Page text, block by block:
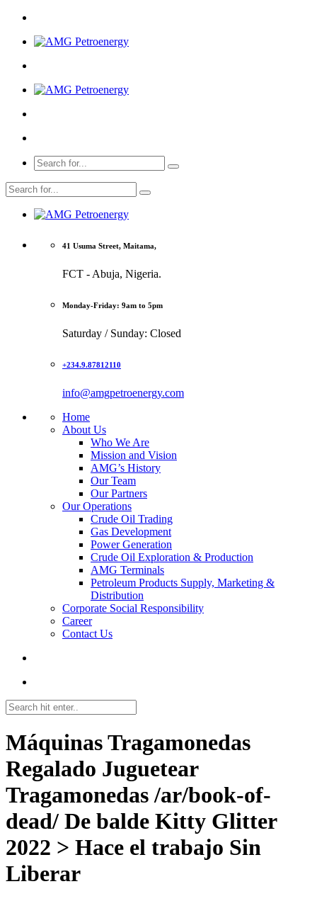
41 Usuma Street, Maitama,
FCT - Abuja, Nigeria.
Monday-Friday: 9am to 5pm
Saturday / Sunday: Closed
+234.9.87812110
info@amgpetroenergy.com
Home
About Us
Who We Are
Mission and Vision
AMG’s History
Our Team
Our Partners
Our Operations
Crude Oil Trading
Gas Development
Power Generation
Crude Oil Exploration & Production
AMG Terminals
Petroleum Products Supply, Marketing &
Distribution
Corporate Social Responsibility
Career
Contact Us
Máquinas Tragamonedas
Regalado Juguetear
Tragamonedas /ar/book-of-
dead/ De balde Kitty Glitter
2022 > Hace el trabajo Sin
Liberar